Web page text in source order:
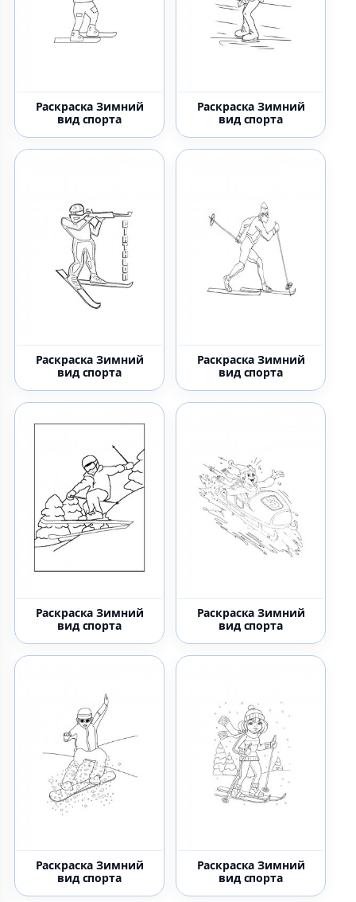
Раскраска Зимний
вид спорта
Раскраска Зимний
вид спорта
Раскраска Зимний
вид спорта
Раскраска Зимний
вид спорта
Раскраска Зимний
вид спорта
Раскраска Зимний
вид спорта
Раскраска Зимний
вид спорта
Раскраска Зимний
вид спорта